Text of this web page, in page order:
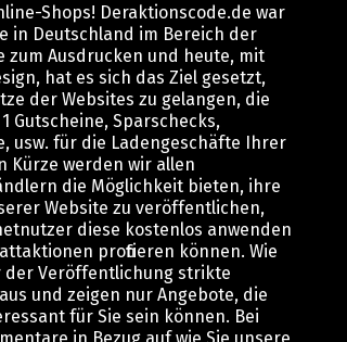
Shops! Deraktionscode.de war
in Deutschland im Bereich der
zum Ausdrucken und heute, mit
hat es sich das Ziel gesetzt,
der Websites zu gelangen, die
Gutscheine, Sparschecks,
usw. für die Ladengeschäfte Ihrer
Kürze werden wir allen
die Möglichkeit bieten, ihre
Website zu veröffentlichen,
diese kostenlos anwenden
profitieren können. Wie
der Veröffentlichung strikte
und zeigen nur Angebote, die
für Sie sein können. Bei